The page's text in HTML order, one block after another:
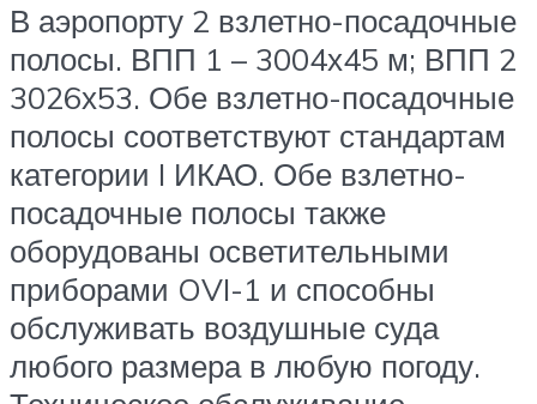
В аэропорту 2 взлетно-посадочные
полосы. ВПП 1 – 3004х45 м; ВПП 2
3026х53. Обе взлетно-посадочные
полосы соответствуют стандартам
категории I ИКАО. Обе взлетно-
посадочные полосы также
оборудованы осветительными
приборами OVI-1 и способны
обслуживать воздушные суда
любого размера в любую погоду.